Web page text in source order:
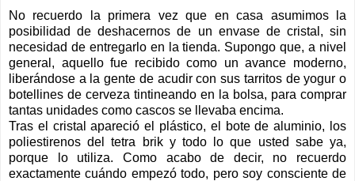
No recuerdo la primera vez que en casa asumimos la
posibilidad de deshacernos de un envase de cristal, sin
necesidad de entregarlo en la tienda. Supongo que, a nivel
general, aquello fue recibido como un avance moderno,
liberándose a la gente de acudir con sus tarritos de yogur o
botellines de cerveza tintineando en la bolsa, para comprar
tantas unidades como cascos se llevaba encima.
Tras el cristal apareció el plástico, el bote de aluminio, los
poliestirenos del tetra brik y todo lo que usted sabe ya,
porque lo utiliza. Como acabo de decir, no recuerdo
exactamente cuándo empezó todo, pero soy consciente de